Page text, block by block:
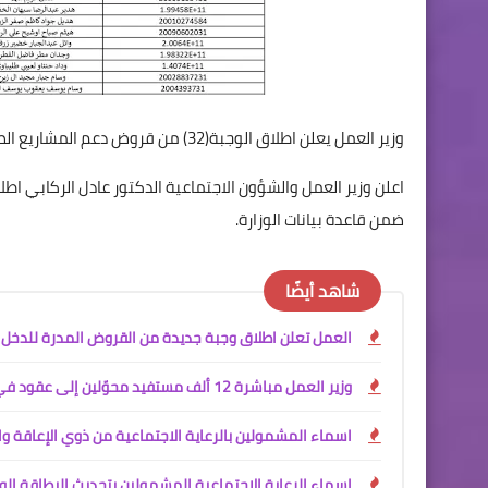
وزير العمل يعلن اطلاق الوجبة(32) من قروض دعم المشاريع الصغيرة في بغداد والمحافظات
ضمن قاعدة بيانات الوزارة.
شاهد أيضًا
العمل تعلن اطلاق وجبة جديدة من القروض المدرة للدخل
وزير العمل مباشرة 12 ألف مستفيد محوّلين إلى عقود في وزارة الداخلية
اسماء المشمولين بالرعاية الاجتماعية من ذوي الإعاقة